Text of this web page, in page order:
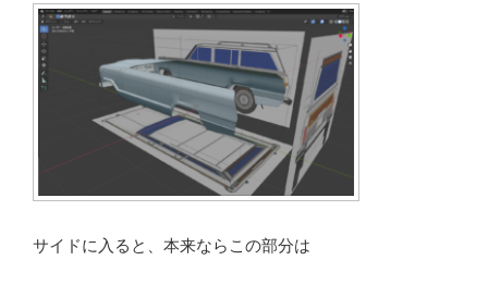
サイドに入ると、本来ならこの部分は